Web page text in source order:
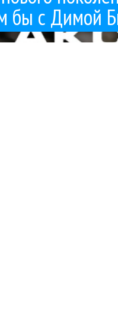
бы с Димой